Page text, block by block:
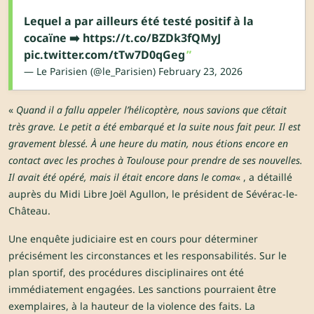
Lequel a par ailleurs été testé positif à la
cocaïne ➡️ https://t.co/BZDk3fQMyJ
pic.twitter.com/tTw7D0qGeg
— Le Parisien (@le_Parisien) February 23, 2026
« Quand il a fallu appeler l’hélicoptère, nous savions que c’était
très grave. Le petit a été embarqué et la suite nous fait peur. Il est
gravement blessé. À une heure du matin, nous étions encore en
contact avec les proches à Toulouse pour prendre de ses nouvelles.
Il avait été opéré, mais il était encore dans le coma« , a détaillé
auprès du Midi Libre Joël Agullon, le président de Sévérac-le-
Château.
Une enquête judiciaire est en cours pour déterminer
précisément les circonstances et les responsabilités. Sur le
plan sportif, des procédures disciplinaires ont été
immédiatement engagées. Les sanctions pourraient être
exemplaires, à la hauteur de la violence des faits. La